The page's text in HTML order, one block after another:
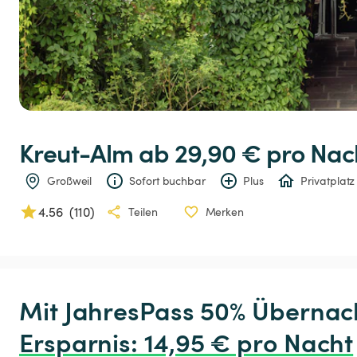
Kreut-Alm ab 29,90 € pro
Großweil Sofort buchbar Plus Privatplatz
4.56 (110) Teilen Merken
Ersparnis: 14,95 € pro Nacht